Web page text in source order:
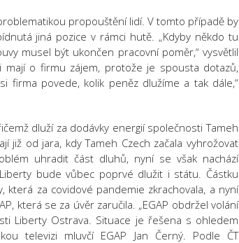
propouštění lidí. V tomto případě by
jiná pozice v rámci hutě. „Kdyby někdo tu
musel být ukončen pracovní poměr,“ vysvětlil
mají o firmu zájem, protože je spousta dotazů,
firma povede, kolik peněz dlužíme a tak dále,“
dluží za dodávky energií společnosti Tameh
již od jara, kdy Tameh Czech začala vyhrožovat
uhradit část dluhů, nyní se však nachází
bude vůbec poprvé dlužit i státu. Částku
za covidové pandemie zkrachovala, a nyní
která se za úvěr zaručila. „EGAP obdržel volání
Liberty Ostrava. Situace je řešena s ohledem
televizi mluvčí EGAP Jan Černý. Podle ČT